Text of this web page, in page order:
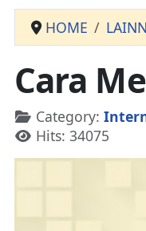
HOME
Cara
Details
Category:
Hits: 34075